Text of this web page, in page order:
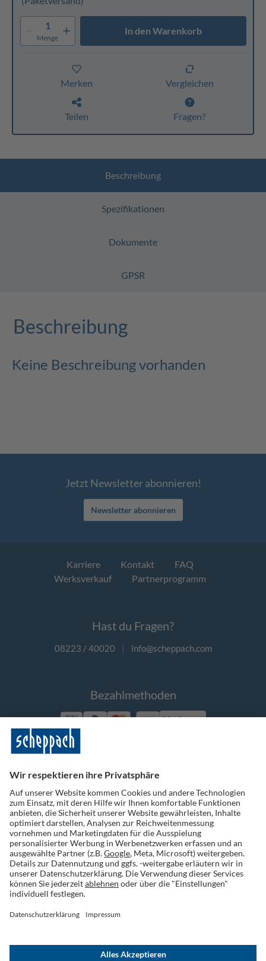
1
Menge
In den Warenkorb
Merken Vergleichen
Teilen Fragen?
Beschreibung
Spezifikationen
Dokumente
GPSR
Beschreibung
Keine Beschreibung vorhanden
Jetzt Newsletter abonnieren!
Newsletter abonnieren
Karriere Kontakt
FAQ
Werksverkauf
Partnerprogramm
Hast du Fragen?
08223 / 40020 | info@scheppach.com
Bezahlmethoden
Vorkasse
Folge uns auf Social Media